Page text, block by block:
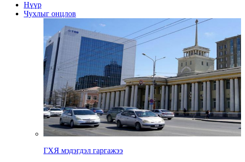
Нүүр
Чухлыг онцлов
ГХЯ мэдэгдэл гаргажээ